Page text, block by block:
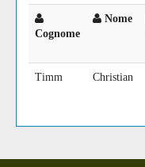
Cognome
Nome
Timm Christian